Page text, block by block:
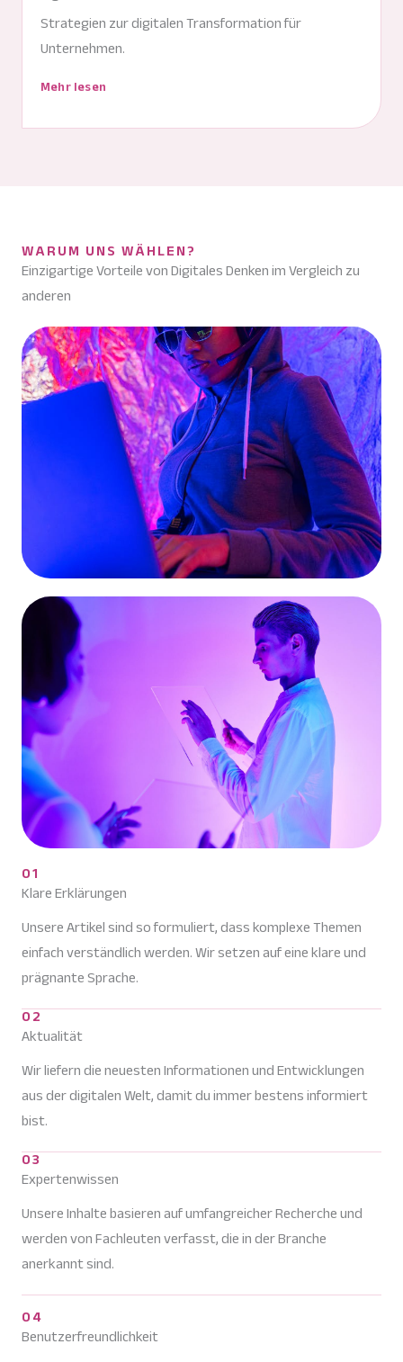
Strategien zur digitalen Transformation für
Unternehmen.
Mehr lesen
WARUM UNS WÄHLEN?
Einzigartige Vorteile von Digitales Denken im Vergleich zu
anderen
01
Klare Erklärungen
Unsere Artikel sind so formuliert, dass komplexe Themen
einfach verständlich werden. Wir setzen auf eine klare und
prägnante Sprache.
02
Aktualität
Wir liefern die neuesten Informationen und Entwicklungen
aus der digitalen Welt, damit du immer bestens informiert
bist.
03
Expertenwissen
Unsere Inhalte basieren auf umfangreicher Recherche und
werden von Fachleuten verfasst, die in der Branche
anerkannt sind.
04
Benutzerfreundlichkeit